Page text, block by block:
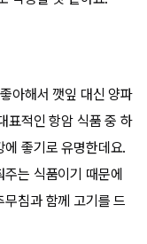
아해서 깻잎 대신 양파
표적인 항암 식품 중 하
좋기로 유명한데요.
는 식품이기 때문에
침과 함께 고기를 드